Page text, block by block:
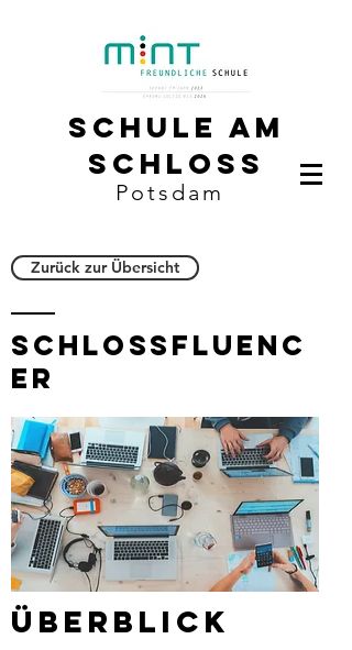
Schule am
Schloss
Potsdam
Zurück zur Übersicht
Schlossfluenc
er
Überblick